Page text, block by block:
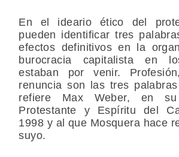
En el ideario ético del
pueden identificar tres
efectos definitivos en la
burocracia capitalista en
estaban por venir.
renuncia son las tres
refiere Max Weber, en
Protestante y Espíritu del
1998 y al que Mosquera hace
suyo.